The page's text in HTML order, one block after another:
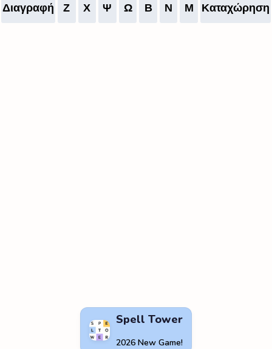
Διαγραφή Ζ Χ Ψ Ω Β Ν Μ Καταχώρηση
Spell Tower
2026 New Game!